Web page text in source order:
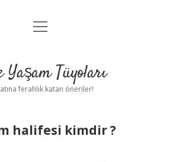
Anasayfa
Yasal Uyarı
menüyü
Yaşam Tüyoları
ferahlık katan öneriler!
halifesi kimdir ?